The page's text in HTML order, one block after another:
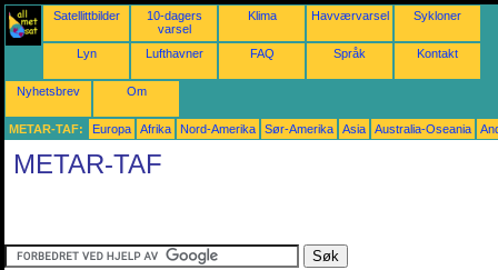
Satellittbilder
10-dagers
varsel
Klima Havværvarsel Sykloner
Lyn Lufthavner FAQ Språk Kontakt
Nyhetsbrev Om
METAR-TAF: Europa Afrika Nord-Amerika Sør-Amerika Asia Australia-Oseania
METAR-TAF